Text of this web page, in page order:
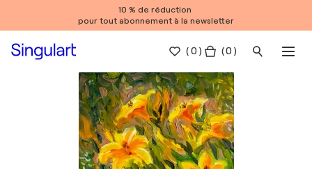
10 % de réduction
pour tout abonnement à la newsletter
(0 ) ( 0 )